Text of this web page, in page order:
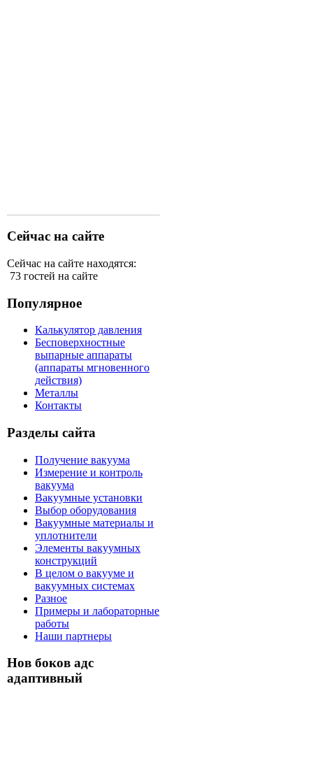
Сейчас на сайте
Сейчас на сайте находятся:
73 гостей на сайте
Популярное
Калькулятор давления
Бесповерхностные
выпарные аппараты
(аппараты мгновенного
действия)
Металлы
Контакты
Разделы сайта
Получение вакуума
Измерение и контроль
вакуума
Вакуумные установки
Выбор оборудования
Вакуумные материалы и
уплотнители
Элементы вакуумных
конструкций
В целом о вакууме и
вакуумных системах
Разное
Примеры и лабораторные
работы
Наши партнеры
Нов боков адс
адаптивный